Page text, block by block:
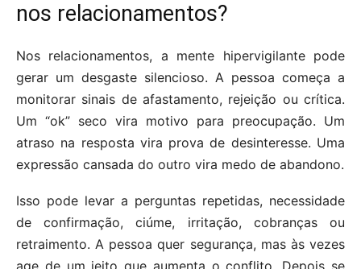
nos relacionamentos?
Nos relacionamentos, a mente hipervigilante pode
gerar um desgaste silencioso. A pessoa começa a
monitorar sinais de afastamento, rejeição ou crítica.
Um “ok” seco vira motivo para preocupação. Um
atraso na resposta vira prova de desinteresse. Uma
expressão cansada do outro vira medo de abandono.
Isso pode levar a perguntas repetidas, necessidade
de confirmação, ciúme, irritação, cobranças ou
retraimento. A pessoa quer segurança, mas às vezes